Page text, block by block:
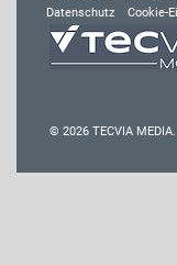
Datenschutz
Cookie-
© 2026 TECVIA MEDIA.